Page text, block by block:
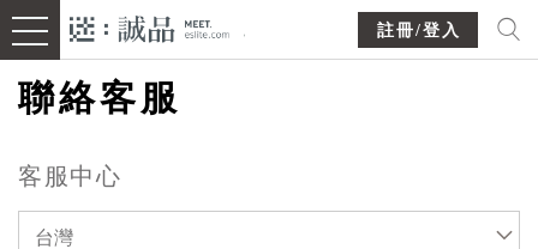
註冊/登入
聯絡客服
客服中心
台灣